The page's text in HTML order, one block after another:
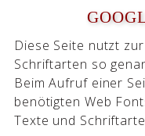
Diese Seite nutzt
Schriftarten so
Beim Aufruf einer
benötigten Web
Texte und